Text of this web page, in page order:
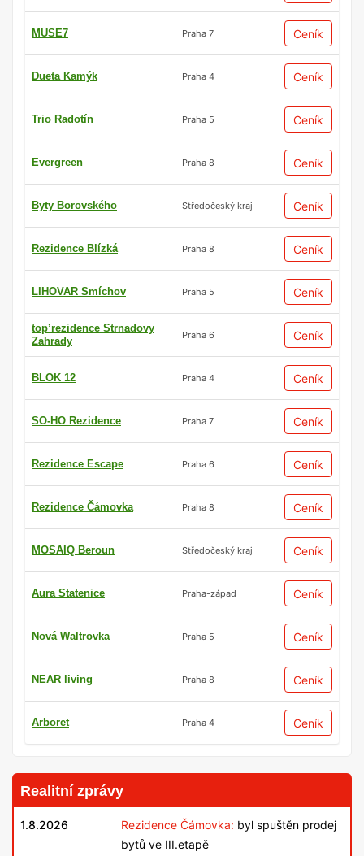
MUSE7 Praha 7 Ceník
Dueta Kamýk Praha 4 Ceník
Trio Radotín Praha 5 Ceník
Evergreen Praha 8 Ceník
Byty Borovského Středočeský kraj Ceník
Rezidence Blízká Praha 8 Ceník
LIHOVAR Smíchov Praha 5 Ceník
top’rezidence Strnadovy
Zahrady
Praha 6 Ceník
BLOK 12 Praha 4 Ceník
SO-HO Rezidence Praha 7 Ceník
Rezidence Escape Praha 6 Ceník
Rezidence Čámovka Praha 8 Ceník
MOSAIQ Beroun Středočeský kraj Ceník
Aura Statenice Praha-západ Ceník
Nová Waltrovka Praha 5 Ceník
NEAR living Praha 8 Ceník
Arboret Praha 4 Ceník
Realitní zprávy
1.8.2026 Rezidence Čámovka: byl spuštěn prodej
bytů ve III.etapě